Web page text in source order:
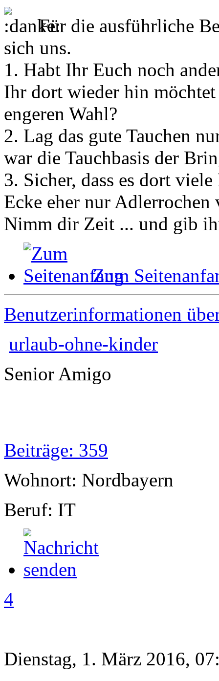
Für die ausführliche
sich uns.
1. Habt Ihr Euch noch
Ihr dort wieder hin
engeren Wahl?
2. Lag das gute Tauchen
war die Tauchbasis der
3. Sicher, dass es dort
Ecke eher nur Adlerrochen
Nimm dir Zeit ... und gib
Zum
Benutzerinformationen
urlaub-ohne-kinder
Senior Amigo
Beiträge: 359
Wohnort: Nordbayern
Beruf: IT
4
Dienstag, 1. März 2016,